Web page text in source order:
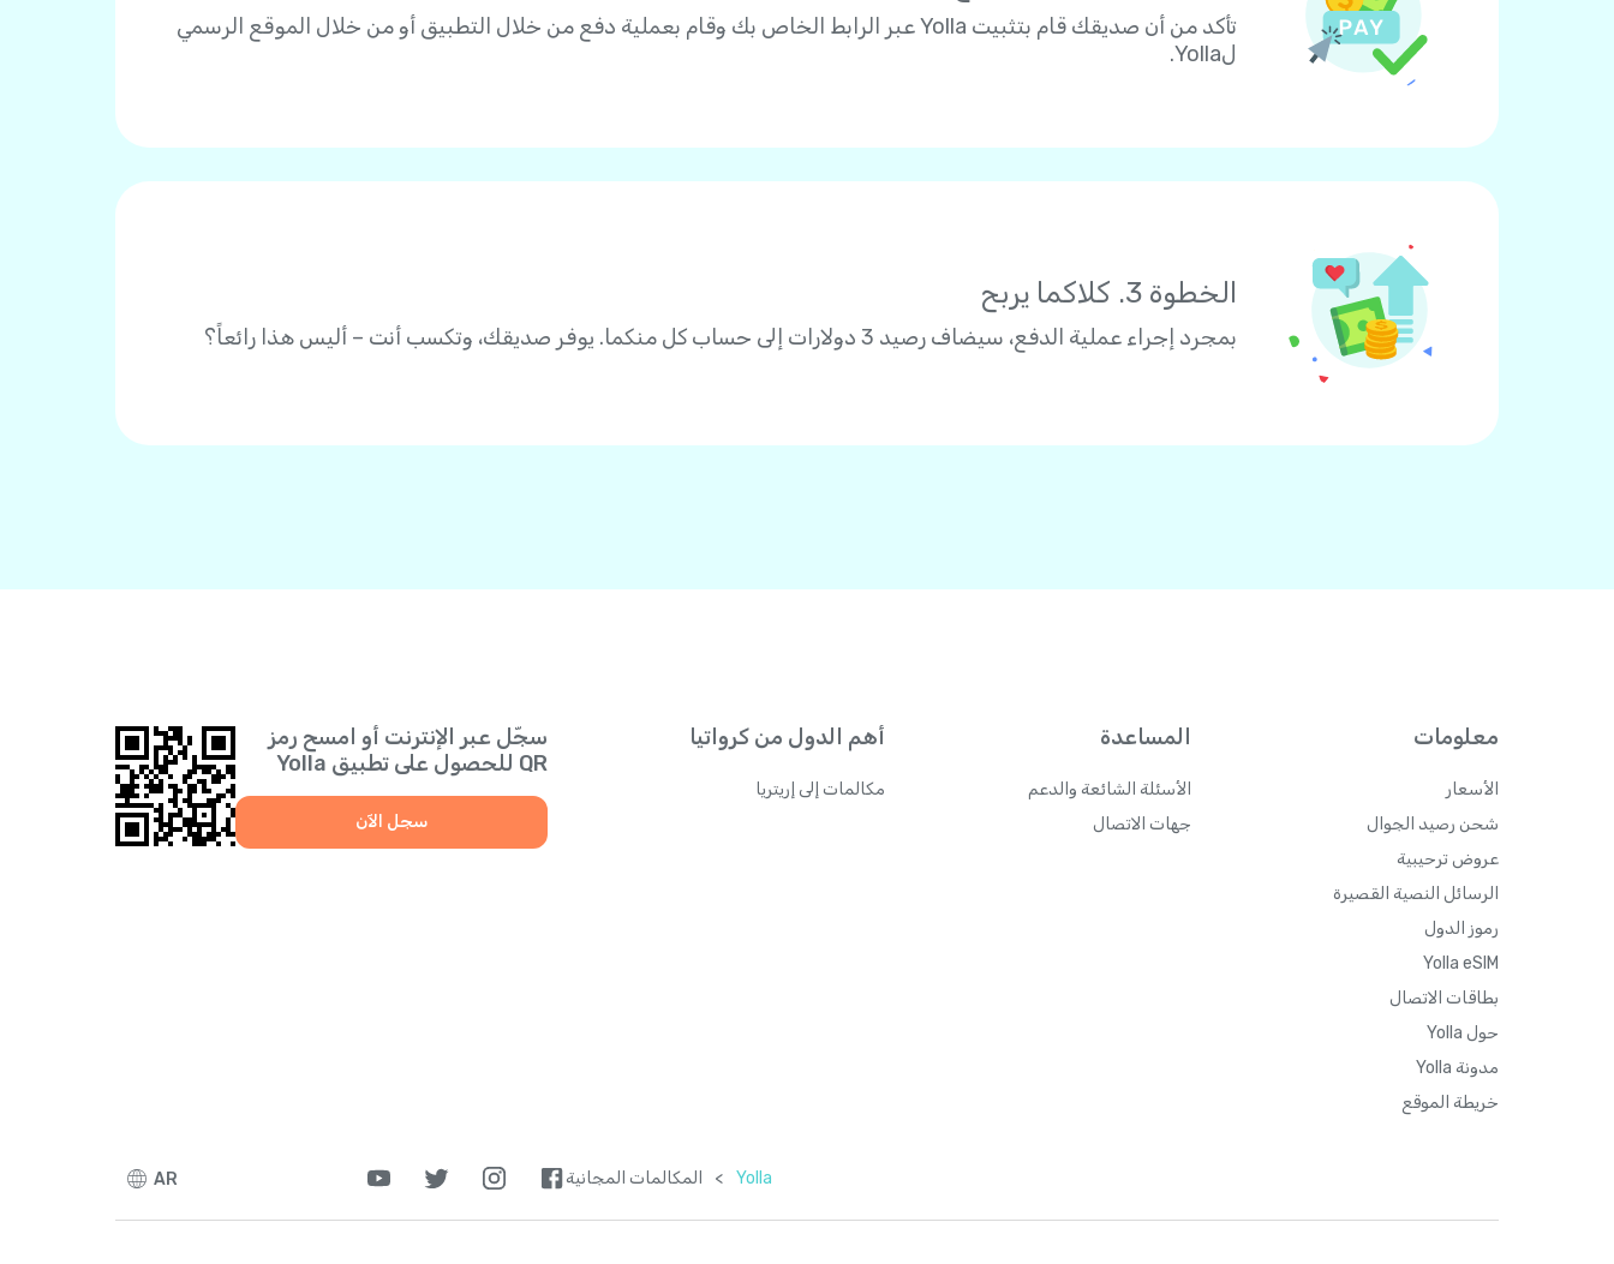
تأكد من أن صديقك قام بتثبيت Yolla عبر الرابط الخاص بك وقام بعملية دفع من خلال التطبيق أو من خلال الموقع الرسمي
لYolla.
الخطوة 3. كلاكما يربح
بمجرد إجراء عملية الدفع، سيضاف رصيد 3 دولارات إلى حساب كل منكما. يوفر صديقك، وتكسب أنت – أليس هذا رائعاً؟
معلومات
الأسعار
شحن رصيد الجوال
عروض ترحيبية
الرسائل النصية القصيرة
رموز الدول
Yolla eSIM
بطاقات الاتصال
حول Yolla
مدونة Yolla
خريطة الموقع
المساعدة
الأسئلة الشائعة والدعم
جهات الاتصال
أهم الدول من كرواتيا
مكالمات إلى إريتريا
سجّل عبر الإنترنت أو امسح رمز
QR للحصول على تطبيق Yolla
سجل الآن
Yolla
> المكالمات المجانية AR